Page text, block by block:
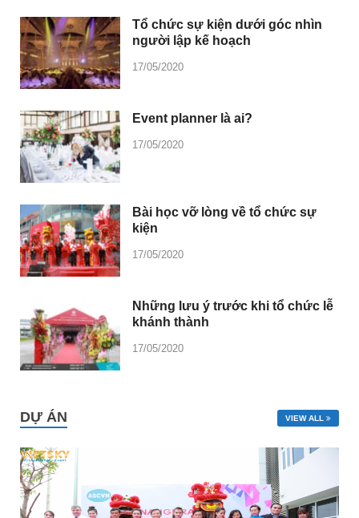
Tổ chức sự kiện dưới góc nhìn
người lập kế hoạch
17/05/2020
Event planner là ai?
17/05/2020
Bài học vỡ lòng về tổ chức sự
kiện
17/05/2020
Những lưu ý trước khi tổ chức lễ
khánh thành
17/05/2020
DỰ ÁN VIEW ALL